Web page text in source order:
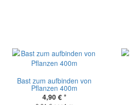
Bast zum aufbinden von
Pflanzen 400m
4,90 € *